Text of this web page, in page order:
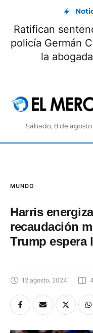
Ratifican
policía Germán
la
Sábado, 8 de
MUNDO
Harris
recaudación
Trump espera
12 agosto, 2024 4